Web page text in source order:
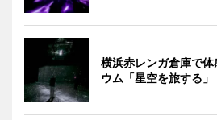
横浜赤レンガ倉庫で
ウム「星空を旅する